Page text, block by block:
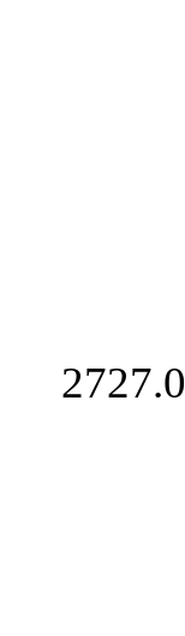
27